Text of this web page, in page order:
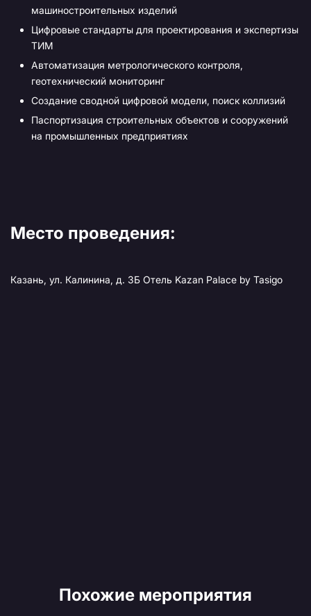
машиностроительных изделий
Цифровые стандарты для проектирования и экспертизы
ТИМ
Автоматизация метрологического контроля,
геотехнический мониторинг
Создание сводной цифровой модели, поиск коллизий
Паспортизация строительных объектов и сооружений
на промышленных предприятиях
Место проведения:
Казань, ул. Калинина, д. 3Б Отель Kazan Palace by Tasigo
Похожие мероприятия